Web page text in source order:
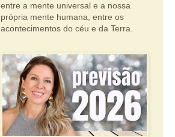
entre a mente universal e a nossa
própria mente humana, entre os
acontecimentos do céu e da Terra.